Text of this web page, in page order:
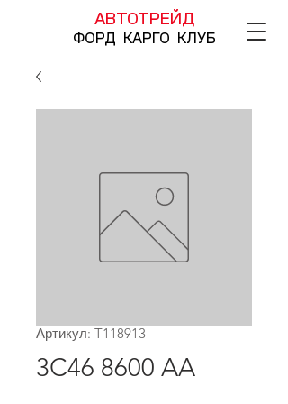
АВТОТРЕЙД
ФОРД КАРГО КЛУБ
Артикул: T118913
3C46 8600 AA